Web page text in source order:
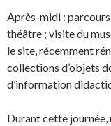
Après-midi :
théâtre ; visite du
le site, récemment
collections d’objets
d’information
Durant cette